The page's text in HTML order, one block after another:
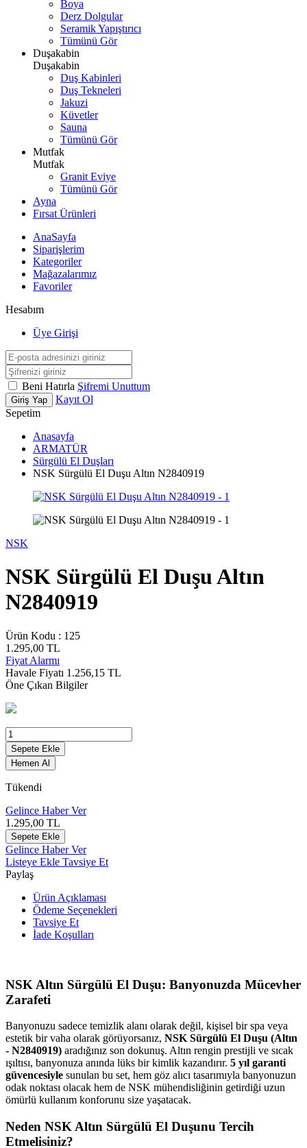
Boya
Derz Dolgular
Seramik Yapıştırıcı
Tümünü Gör
Duşakabin
Duşakabin
Duş Kabinleri
Duş Tekneleri
Jakuzi
Küvetler
Sauna
Tümünü Gör
Mutfak
Mutfak
Granit Eviye
Tümünü Gör
Ayna
Fırsat Ürünleri
AnaSayfa
Siparişlerim
Kategoriler
Mağazalarımız
Favoriler
Hesabım
Üye Girişi
Beni Hatırla Şifremi Unuttum
Giriş Yap
Kayıt Ol
Sepetim
Anasayfa
ARMATÜR
Sürgülü El Duşları
NSK Sürgülü El Duşu Altın N2840919
NSK
NSK Sürgülü El Duşu Altın
N2840919
Ürün Kodu : 125
1.295,00 TL
Fiyat Alarmı
Havale Fiyatı 1.256,15 TL
Öne Çıkan Bilgiler
Sepete Ekle
Hemen Al
Tükendi
Gelince Haber Ver
1.295,00 TL
Sepete Ekle
Gelince Haber Ver
Listeye Ekle Tavsiye Et
Paylaş
Ürün Açıklaması
Ödeme Seçenekleri
Tavsiye Et
İade Koşulları
NSK Altın Sürgülü El Duşu: Banyonuzda Mücevher
Zarafeti
Banyonuzu sadece temizlik alanı olarak değil, kişisel bir spa veya
estetik bir vaha olarak görüyorsanız, NSK Sürgülü El Duşu (Altın
- N2840919) aradığınız son dokunuş. Altın rengin prestijli ve sıcak
ışıltısı, banyonuza anında lüks bir kimlik kazandırır. 5 yıl garanti
güvencesiyle sunulan bu set, hem göz alıcı tasarımıyla banyonuzun
odak noktası olacak hem de NSK mühendisliğinin getirdiği uzun
ömürlü kullanım konforunu size yaşatacak.
Neden NSK Altın Sürgülü El Duşunu Tercih
Etmelisiniz?